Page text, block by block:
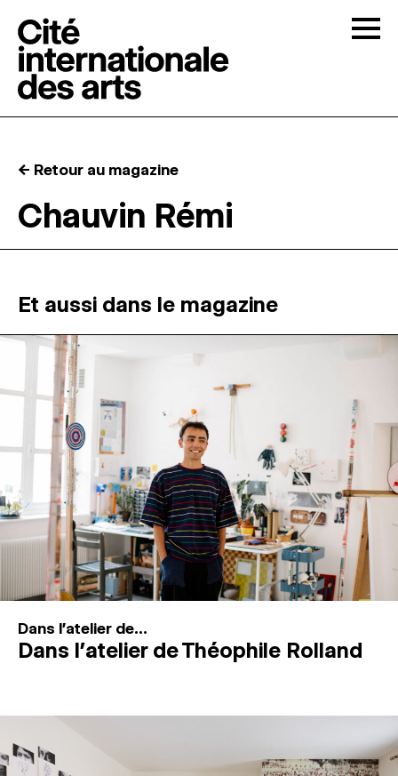
RÉSIDENCES ↓
ATELIERS OUVERTS
PROGRAMMATION
MAGAZINE
ESPACES DE PRATIQUE ARTISTIQUE ↓
Recherche
Connexion
← Retour au magazine
Chauvin Rémi
Et aussi dans le magazine
Dans l'atelier de...
Dans l’atelier de Théophile Rolland